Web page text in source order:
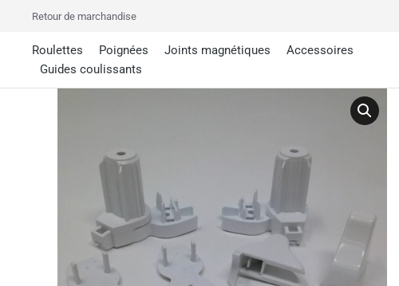
Retour de marchandise
Roulettes Poignées Joints magnétiques
Accessoires
Guides coulissants